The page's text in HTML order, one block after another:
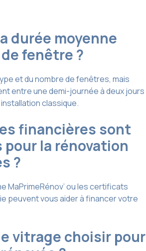
durée moyenne
fenêtre ?
et du nombre de fenêtres, mais
entre une demi-journée à deux jours
classique.
financières sont
la rénovation
?
MaPrimeRénov’ ou les certificats
peuvent vous aider à financer votre
vitrage choisir pour